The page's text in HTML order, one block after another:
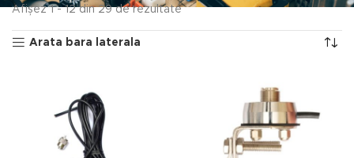
Afișez 1 - 12 din 29 de rezultate
Arata bara laterala